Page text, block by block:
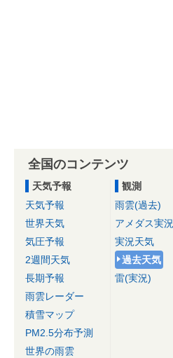
全国のコンテンツ
天気予報
天気予報
世界天気
気圧予報
2週間天気
長期予報
雨雲レーダー
積雪マップ
PM2.5分布予測
世界の雨雲
観測
雨雲(過去)
アメダス実況
実況天気
過去天気
雷(実況)